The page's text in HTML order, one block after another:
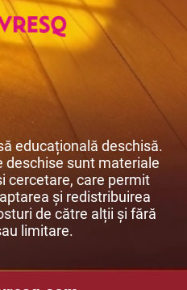
educațională deschisă.
deschise sunt materiale
cercetare, care permit
și redistribuirea
de către alții și fără
limitare.